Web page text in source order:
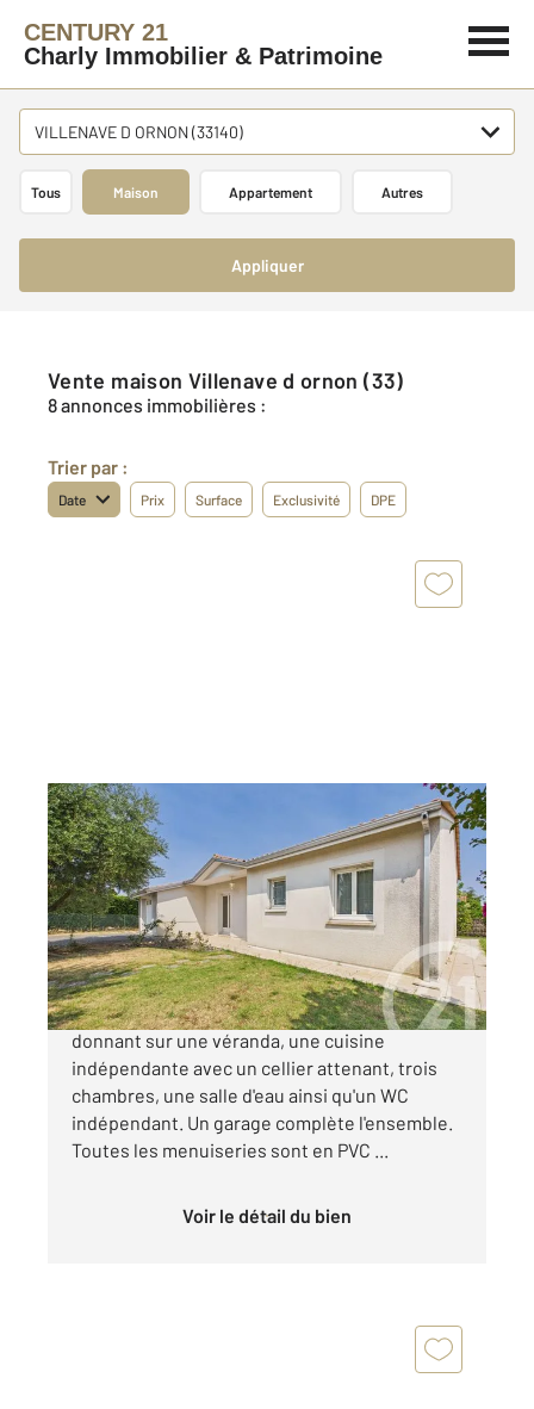
CENTURY 21
Charly Immobilier & Patrimoine
VILLENAVE D ORNON (33140)
Tous Maison Appartement Autres
Appliquer
Vente maison Villenave d ornon (33)
8 annonces immobilières :
Trier par :
Date Prix Surface Exclusivité DPE
VILLENAVE D ORNON 33
108,65 m2, 5 pièces
Ref : 673
Maison à vendre
379 500 €
Elle comprend une entrée, un séjour lumineux
donnant sur une véranda, une cuisine
indépendante avec un cellier attenant, trois
chambres, une salle d'eau ainsi qu'un WC
indépendant. Un garage complète l'ensemble.
Toutes les menuiseries sont en PVC ...
Voir le détail du bien